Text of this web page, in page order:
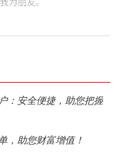
：安全便捷，助您把握
，助您财富增值！